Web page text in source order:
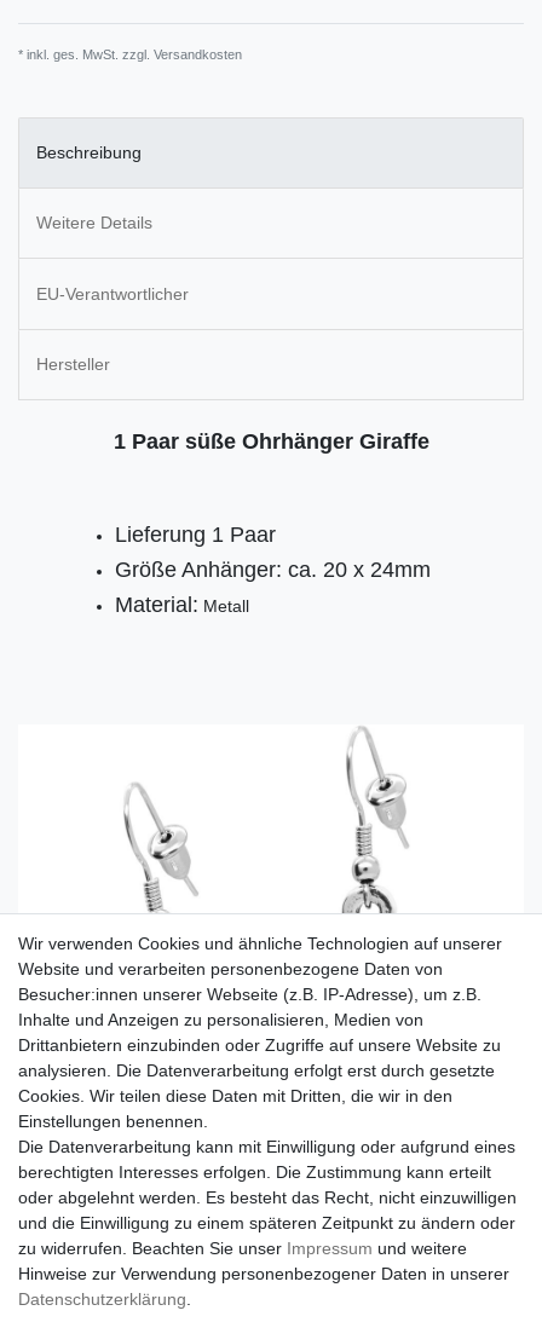
* inkl. ges. MwSt. zzgl. Versandkosten
Beschreibung
Weitere Details
EU-Verantwortlicher
Hersteller
1 Paar süße Ohrhänger Giraffe
Lieferung 1 Paar
Größe Anhänger: ca. 20 x 24mm
Material: Metall
Wir verwenden Cookies und ähnliche Technologien auf unserer
Website und verarbeiten personenbezogene Daten von
Besucher:innen unserer Webseite (z.B. IP-Adresse), um z.B.
Inhalte und Anzeigen zu personalisieren, Medien von
Drittanbietern einzubinden oder Zugriffe auf unsere Website zu
analysieren. Die Datenverarbeitung erfolgt erst durch gesetzte
Cookies. Wir teilen diese Daten mit Dritten, die wir in den
Einstellungen benennen.
Die Datenverarbeitung kann mit Einwilligung oder aufgrund eines
berechtigten Interesses erfolgen. Die Zustimmung kann erteilt
oder abgelehnt werden. Es besteht das Recht, nicht einzuwilligen
und die Einwilligung zu einem späteren Zeitpunkt zu ändern oder
zu widerrufen. Beachten Sie unser Impressum und weitere
Hinweise zur Verwendung personenbezogener Daten in unserer
Daten­schutz­erklärung